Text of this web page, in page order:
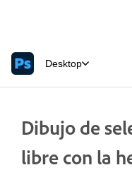
Desktop
Dibujo de
libre con la